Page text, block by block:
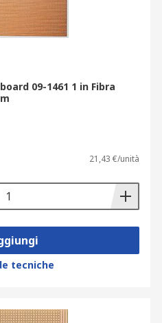
09-1461 1 in Fibra
21,43 €/unità
tecniche